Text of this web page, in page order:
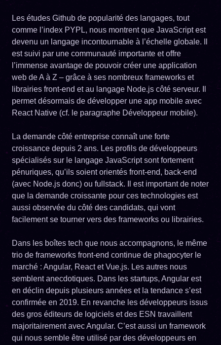
Les études Github de popularité des langages, tout
comme l’index PYPL, nous montrent que JavaScript est
devenu un langage incontournable à l’échelle globale. Il
est suivi par une communauté importante et offre
l’immense avantage de pouvoir créer une application
web de A à Z – grâce à ses nombreux frameworks et
librairies front-end et au langage Node.js côté serveur. Il
permet désormais de développer une app mobile avec
React Native (cf. le paragraphe Développeur mobile).
La demande côté entreprise connaît une forte
croissance depuis 2 ans. Les profils de développeurs
spécialisés sur le langage JavaScript sont fortement
pénuriques, qu’ils soient orientés front-end, back-end
(avec Node.js donc) ou fullstack. Il est important de noter
que la demande croissante pour ces technologies est
aussi observée du côté des candidats, qui vont
facilement se tourner vers des frameworks ou librairies.
Dans les boîtes tech que nous accompagnons, le même
trio de frameworks front-end continue de phagocyter le
marché : Angular, React et Vue.js. Les autres nous
semblent anecdotiques. Dans les startups, Angular est
en déclin depuis plusieurs années et la tendance s’est
confirmée en 2019. En revanche les développeurs issus
des gros éditeurs de logiciels et des ESN travaillent
majoritairement avec Angular. C’est aussi un framework
qui nous semble être utilisé par des développeurs en